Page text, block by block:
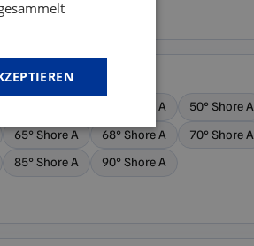
40° Shore A
50° Shore A
65° Shore A 68° Shore A
70° Shore A
85° Shore A 90° Shore A